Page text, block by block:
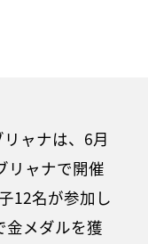
ャナは、6月
リャナで開催
12名が参加し
金メダルを獲